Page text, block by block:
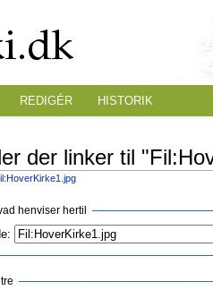
der linker til
henviser hertil
REDIGÉR HISTORIK